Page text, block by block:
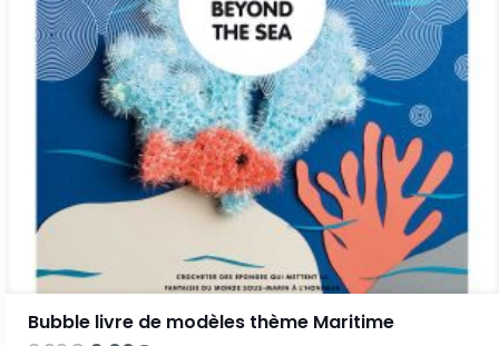
Bubble livre de modèles thème Maritime